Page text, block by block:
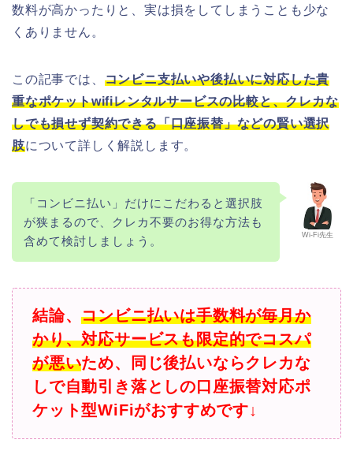
数料が高かったりと、実は損をしてしまうことも少な
くありません。
この記事では、 コンビニ支払いや後払いに対応した貴
重なポケットwifiレンタルサービスの比較と、クレカな
しでも損せず契約できる「口座振替」などの賢い選択
肢について詳しく解説します。
Wi-Fi先生
「コンビニ払い」だけにこだわると選択肢
が狭まるので、クレカ不要のお得な方法も
含めて検討しましょう。
結論、コンビニ払いは手数料が毎月か
かり、対応サービスも限定的でコスパ
が悪いため、同じ後払いならクレカな
しで自動引き落としの口座振替対応ポ
ケット型WiFiがおすすめです↓